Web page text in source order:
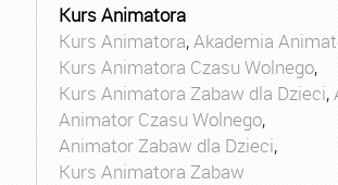
Kurs Animatora
Kurs Animatora,Akademia
Kurs Animatora Czasu Wolnego,
Kurs Animatora Zabaw dla Dzieci,
Animator Czasu Wolnego,
Animator Zabaw dla Dzieci,
Kurs Animatora Zabaw